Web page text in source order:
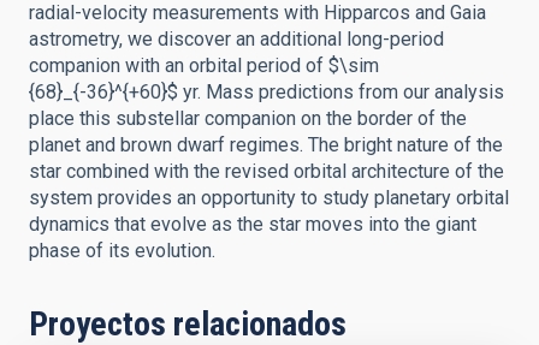
radial-velocity measurements with Hipparcos and Gaia
astrometry, we discover an additional long-period
companion with an orbital period of $\sim
{68}_{-36}^{+60}$ yr. Mass predictions from our analysis
place this substellar companion on the border of the
planet and brown dwarf regimes. The bright nature of the
star combined with the revised orbital architecture of the
system provides an opportunity to study planetary orbital
dynamics that evolve as the star moves into the giant
phase of its evolution.
Proyectos relacionados